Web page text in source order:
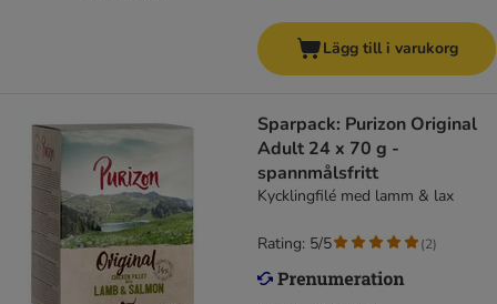
Lägg till i varukorg
Sparpack: Purizon Original
Adult 24 x 70 g -
spannmålsfritt
Kycklingfilé med lamm & lax
Rating: 5/5 (2)